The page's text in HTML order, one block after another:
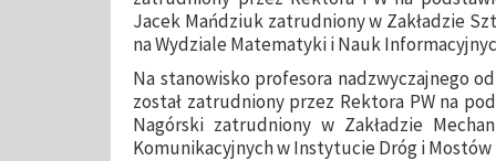
Jacek Mańdziuk zatrudniony w Zakładzie
na Wydziale Matematyki i Nauk
Na stanowisko profesora nadzwyczajnego
został zatrudniony przez Rektora PW na
Nagórski zatrudniony w Zakładzie
Komunikacyjnych w Instytucie Dróg i